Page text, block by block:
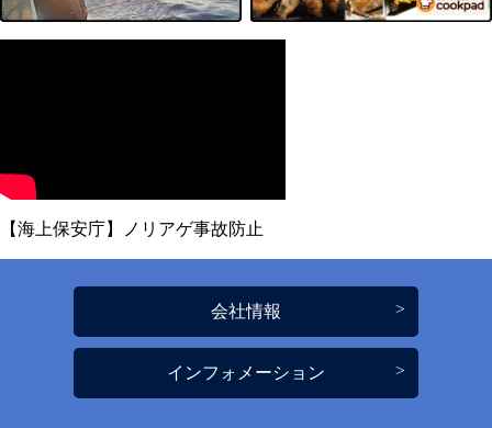
【海上保安庁】ノリアゲ事故防止
会社情報
インフォメーション